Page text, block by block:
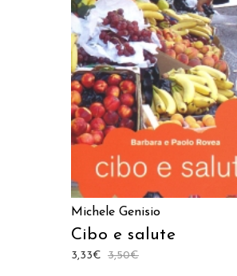
AGGIUNGI AL CARRELLO
Michele Genisio
Cibo e salute
3,50€
3,33€